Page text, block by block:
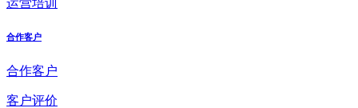
运营培训
合作客户
合作客户
客户评价